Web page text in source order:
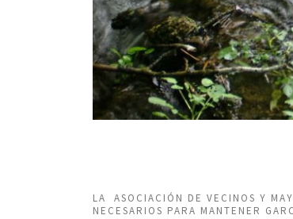
LA ASOCIACIÓN DE VECINOS Y
NECESARIOS PARA MANTENER